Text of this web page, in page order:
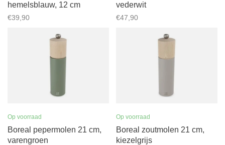
hemelsblauw, 12 cm
€39,90
vederwit
€47,90
Op voorraad
Boreal pepermolen 21 cm,
varengroen
Op voorraad
Boreal zoutmolen 21 cm,
kiezelgrijs